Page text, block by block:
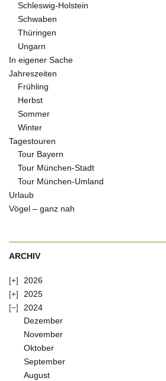
Schleswig-Holstein
Schwaben
Thüringen
Ungarn
In eigener Sache
Jahreszeiten
Frühling
Herbst
Sommer
Winter
Tagestouren
Tour Bayern
Tour München-Stadt
Tour München-Umland
Urlaub
Vögel – ganz nah
ARCHIV
2026
2025
2024
Dezember
November
Oktober
September
August